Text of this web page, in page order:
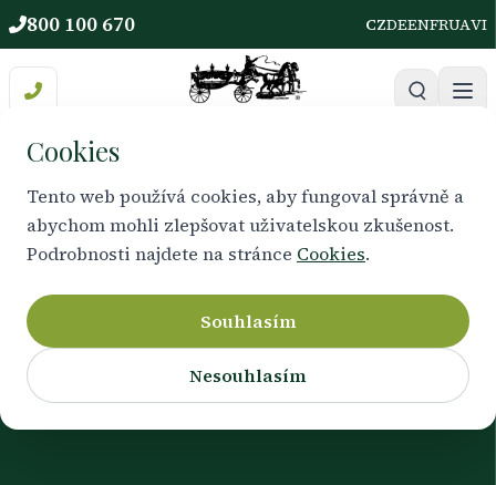
800 100 670 CZDEENFRUAVI
PRÁVNÍ INFORMACE
Odstoupení od smlouvy
Informace o změnách, zrušení objednávky
a storno podmínkách.
Cookies
Tento web používá cookies, aby fungoval správně a
abychom mohli zlepšovat uživatelskou zkušenost.
Podrobnosti najdete na stránce Cookies.
Souhlasím
Nesouhlasím